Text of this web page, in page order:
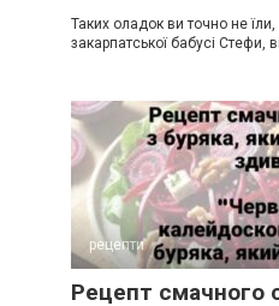
Таких оладок ви точно не
закарпатської бабусі Стефи,
рецепти
Рецепт смачного